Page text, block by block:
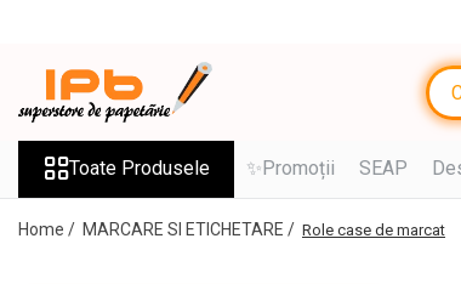
Toate Produsele
Ghiozdane, Rucsacuri, Trolere
Penare, Etuiuri, Necessaire
Saci de sport, Borsete
Toate Produsele ✨Promoții SEAP
Home / MARCARE SI ETICHETARE / Role case de marcat